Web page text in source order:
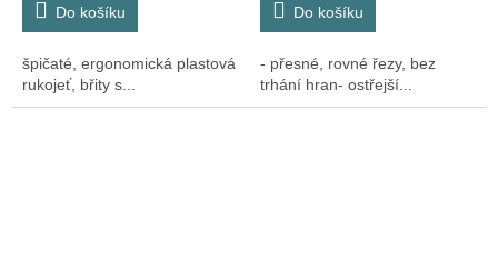
Do košíku
špičaté, ergonomická plastová
rukojeť, břity s...
Do košíku
- přesné, rovné řezy, bez
trhání hran- ostřejší...